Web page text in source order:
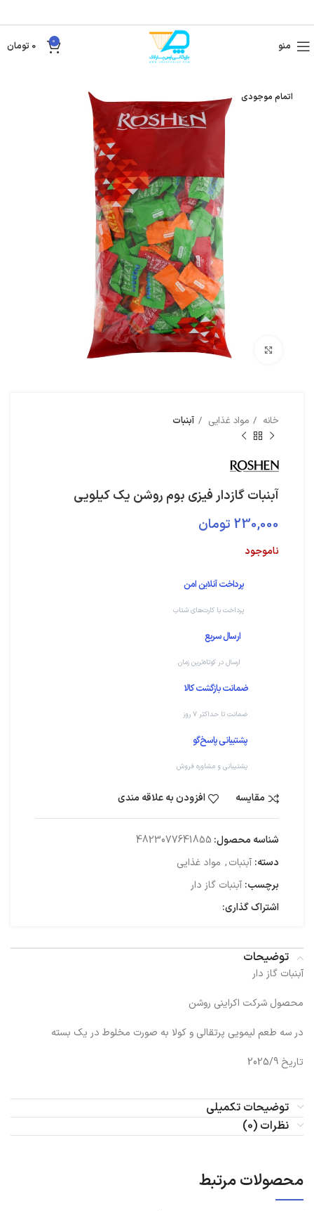
منو 0
0 تومان
اتمام موجودی
بزرگنمایی تصویر
خانه مواد غذایی آبنبات
آبنبات گازدار فیزی بوم روشن یک کیلویی
230,000 تومان
ناموجود
پرداخت آنلاین امن
پرداخت با کارت‌های شتاب
ارسال سریع
ارسال در کوتاه‌ترین زمان
ضمانت بازگشت کالا
ضمانت تا حداکثر ۷ روز
پشتیبانی پاسخ‌گو
پشتیبانی و مشاوره فروش
مقایسه افزودن به علاقه مندی
شناسه محصول: 4823077641855
دسته: آبنبات, مواد غذایی
برچسب: آبنبات گاز دار
اشتراک گذاری:
توضیحات
آبنبات گاز دار
محصول شرکت اکراینی روشن
در سه طعم لیمویی پرتقالی و کولا به صورت مخلوط در یک بسته
تاریخ 2025/9
توضیحات تکمیلی
نظرات (0)
محصولات مرتبط